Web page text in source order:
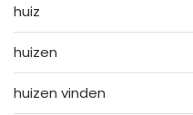
huiz
huizen
huizen vinden